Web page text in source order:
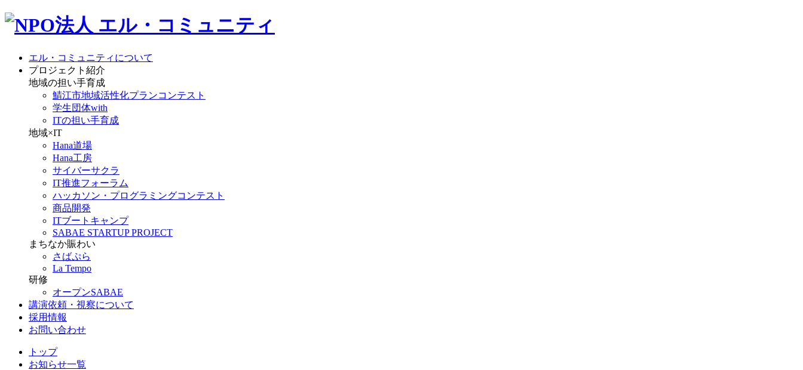
エル・コミュニティについて
プロジェクト紹介
地域の担い手育成
鯖江市地域活性化プランコンテスト
学生団体with
ITの担い手育成
地域×IT
Hana道場
Hana工房
サイバーサクラ
IT推進フォーラム
ハッカソン・プログラミングコンテスト
商品開発
ITブートキャンプ
SABAE STARTUP PROJECT
まちなか賑わい
さばぷら
La Tempo
研修
オープンSABAE
講演依頼・視察について
採用情報
お問い合わせ
トップ
お知らせ一覧